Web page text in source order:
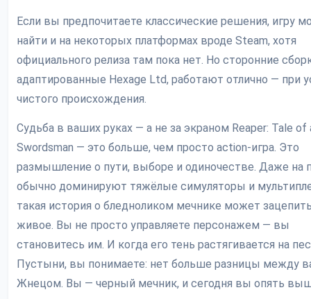
Если вы предпочитаете классические решения, игру
найти и на некоторых платформах вроде Steam, хотя
официального релиза там пока нет. Но сторонние
адаптированные Hexage Ltd, работают отлично — при
чистого происхождения.
Судьба в ваших руках — а не за экраном Reaper: Tale of
Swordsman — это больше, чем просто action-игра. Это
размышление о пути, выборе и одиночестве. Даже на
обычно доминируют тяжёлые симуляторы и
такая история о бледноликом мечнике может
живое. Вы не просто управляете персонажем — вы
становитесь им. И когда его тень растягивается на
Пустыни, вы понимаете: нет больше разницы между
Жнецом. Вы — черный мечник, и сегодня вы опять